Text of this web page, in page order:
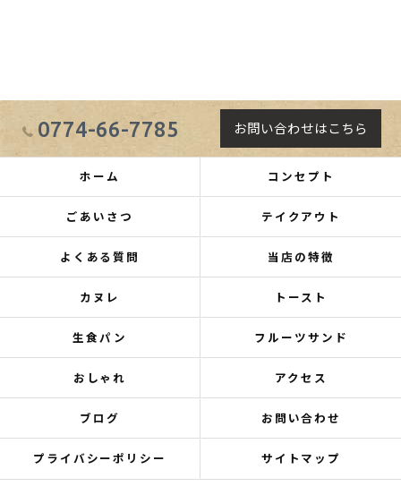
0774-66-7785 お問い合わせはこちら
ホーム コンセプト
ごあいさつ テイクアウト
よくある質問 当店の特徴
カヌレ トースト
生食パン フルーツサンド
おしゃれ アクセス
ブログ お問い合わせ
プライバシーポリシー サイトマップ